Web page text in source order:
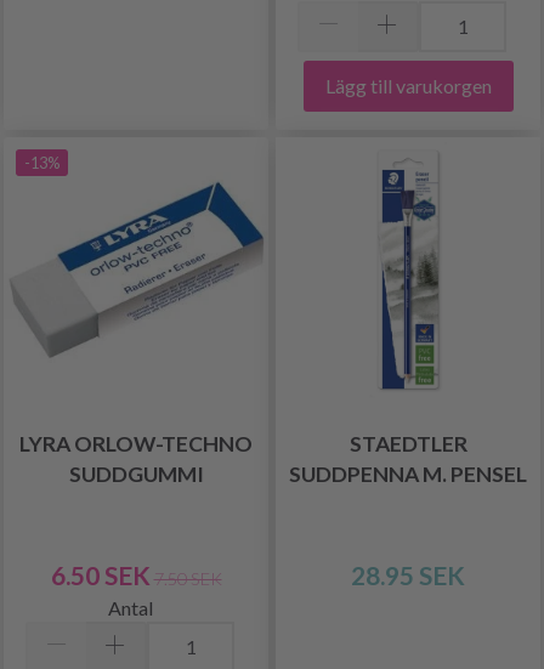
Lägg till varukorgen
-13%
LYRA ORLOW-TECHNO
SUDDGUMMI
6.50 SEK 7.50 SEK
Antal
STAEDTLER
SUDDPENNA M. PENSEL
28.95 SEK